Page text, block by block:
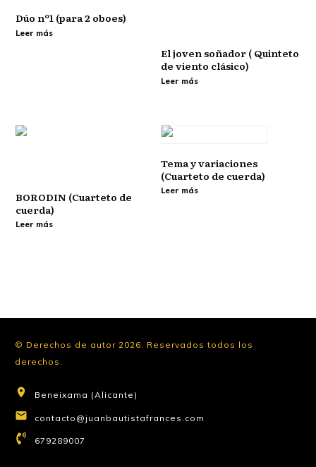
Dúo nº1 (para 2 oboes)
Leer más
El joven soñador ( Quinteto
de viento clásico)
Leer más
BORODIN (Cuarteto de
cuerda)
Leer más
Tema y variaciones
(Cuarteto de cuerda)
Leer más
© Derechos de autor 2026
Reservados todos los
derechos.
Beneixama (Alicante)
contacto@juanbautistafrances.com
679289007